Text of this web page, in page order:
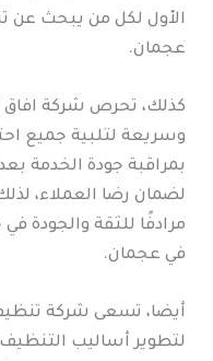
الأول لكل من يبحث عن
عجمان.
كذلك، تحرص شركة افاق
وسريعة لتلبية جميع
بمراقبة جودة الخدمة
لضمان رضا العملاء،
مرادفًا للثقة والجودة
في عجمان.
أيضا، تسعى شركة
لتطوير أساليب